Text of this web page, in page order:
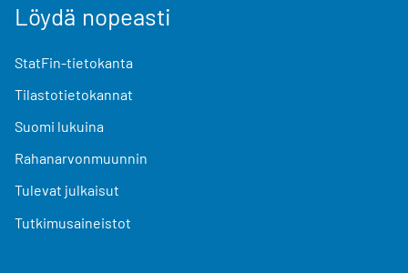
Löydä nopeasti
StatFin-tietokanta
Tilastotietokannat
Suomi lukuina
Rahanarvonmuunnin
Tulevat julkaisut
Tutkimusaineistot